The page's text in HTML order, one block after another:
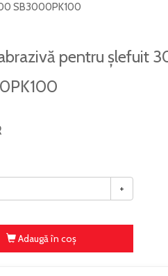
SB3000PK100
pentru șlefuit
+
Adaugă în coş